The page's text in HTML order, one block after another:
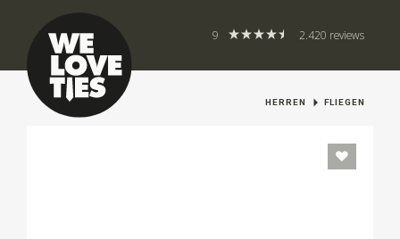
9 2.420 reviews
HERREN FLIEGEN